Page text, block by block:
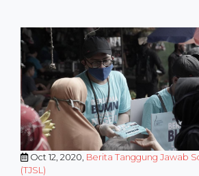
Oct 12, 2020, Berita Tanggung Jawab
(TJSL)